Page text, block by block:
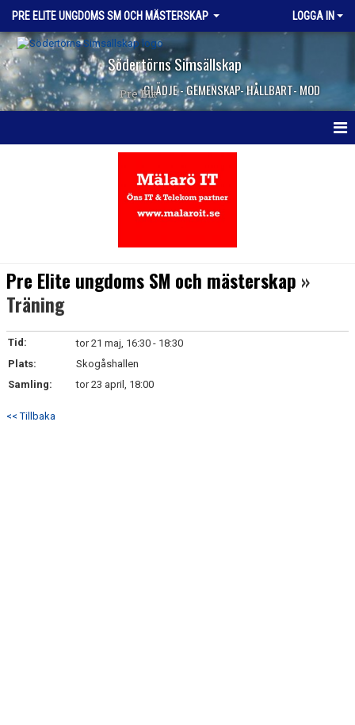
PRE ELITE UNGDOMS SM OCH MÄSTERSKAP LOGGA IN
Södertörns Simsällskap
GLÄDJE - GEMENSKAP- HÅLLBART- MOD
Pre Elit
Pre Elite ungdoms SM och mästerskap »
Träning
Tid:
tor 21 maj, 16:30 - 18:30
Plats:
Skogåshallen
Samling:
tor 23 april, 18:00
<< Tillbaka